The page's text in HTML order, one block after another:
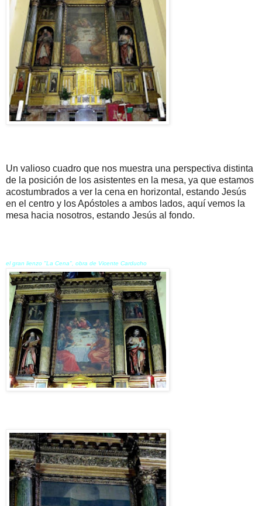
Un valioso cuadro que nos muestra una perspectiva distinta
de la posición de los asistentes en la mesa, ya que estamos
acostumbrados a ver la cena en horizontal, estando Jesús
en el centro y los Apóstoles a ambos lados, aquí vemos la
mesa hacia nosotros, estando Jesús al fondo.
el gran lienzo "La Cena", obra de Vicente Carducho